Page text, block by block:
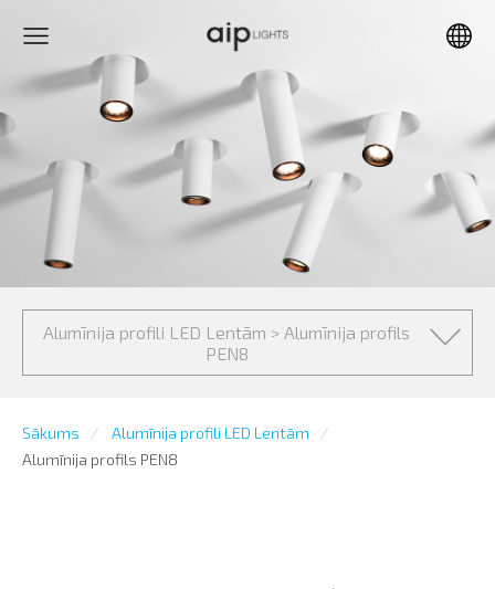
Alumīnija profili LED Lentām > Alumīnija profils
PEN8
Sākums
Alumīnija profili LED Lentām
Alumīnija profils PEN8